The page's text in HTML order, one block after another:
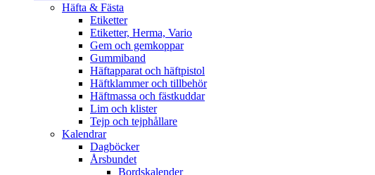
Häfta & Fästa
Etiketter
Etiketter, Herma, Vario
Gem och gemkoppar
Gummiband
Häftapparat och häftpistol
Häftklammer och tillbehör
Häftmassa och fästkuddar
Lim och klister
Tejp och tejphållare
Kalendrar
Dagböcker
Årsbundet
Bordskalender